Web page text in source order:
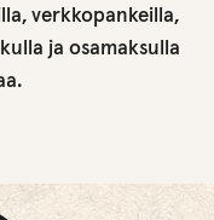
verkkopankeilla,
ja osamaksulla